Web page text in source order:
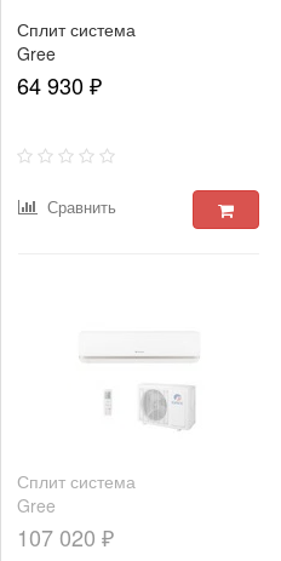
Сплит система
Gree
GWH12AABXB-
K3NNA2B
64 930 ₽
Сравнить
Сплит система
Gree
GWH24AAD-
K3NNA2A
107 020 ₽